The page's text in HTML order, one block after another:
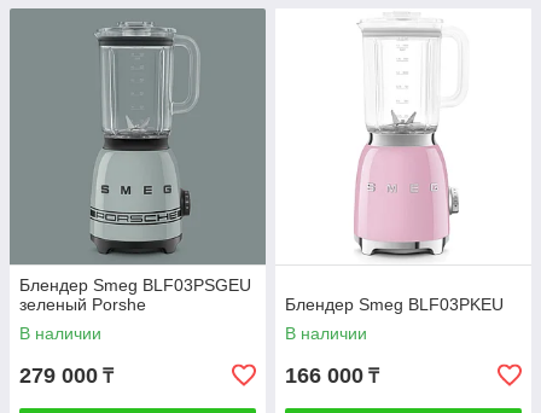
Блендер Smeg BLF03PSGEU
зеленый Porshe
В наличии
279 000 ₸
Блендер Smeg BLF03PKEU
В наличии
166 000 ₸